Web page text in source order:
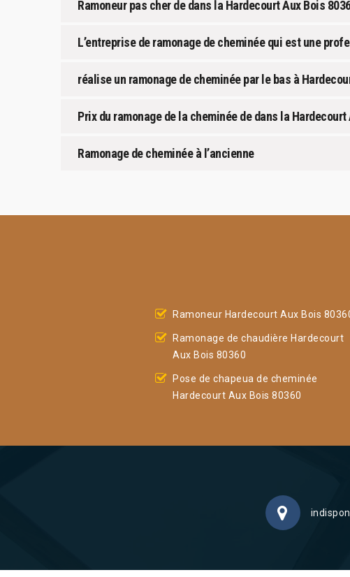
Ramoneur pas cher de dans la Hardecourt Aux Bois
L’entreprise de ramonage de cheminée qui est une
réalise un ramonage de cheminée par le bas à
Prix du ramonage de la cheminée de dans la Hardecourt
Ramonage de cheminée à l’ancienne
Ramoneur Hardecourt Aux Bois
Ramonage de chaudière Hardecourt
Aux Bois 80360
Pose de chapeua de cheminée
Hardecourt Aux Bois 80360